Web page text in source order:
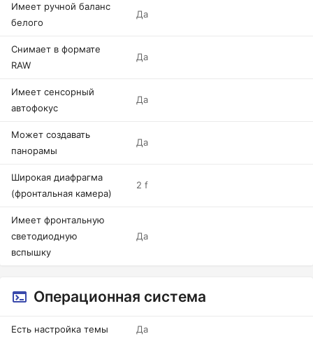
Имеет ручной баланс
белого
Да
Снимает в формате
RAW
Да
Имеет сенсорный
автофокус
Да
Может создавать
панорамы
Да
Широкая диафрагма
(фронтальная камера)
2 f
Имеет фронтальную
светодиодную
вспышку
Да
Операционная система
Есть настройка темы Да